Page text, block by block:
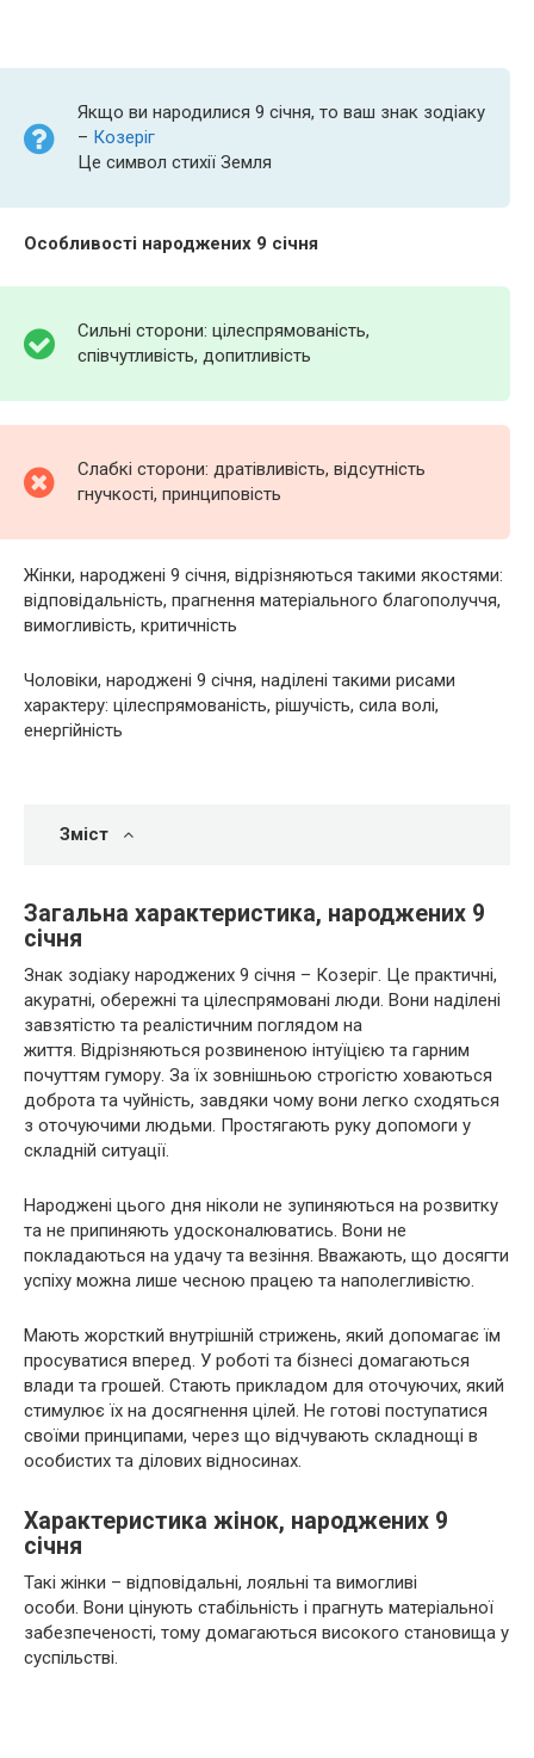
Якщо ви народилися 9 січня, то ваш знак зодіаку
– Козеріг
Це символ стихії Земля
Особливості народжених 9 січня
Сильні сторони: цілеспрямованість,
співчутливість, допитливість
Слабкі сторони: дратівливість, відсутність
гнучкості, принциповість
Жінки, народжені 9 січня, відрізняються такими якостями:
відповідальність, прагнення матеріального благополуччя,
вимогливість, критичність
Чоловіки, народжені 9 січня, наділені такими рисами
характеру: цілеспрямованість, рішучість, сила волі,
енергійність
Зміст
Загальна характеристика, народжених 9
січня
Знак зодіаку народжених 9 січня – Козеріг. Це практичні,
акуратні, обережні та цілеспрямовані люди. Вони наділені
завзятістю та реалістичним поглядом на
життя. Відрізняються розвиненою інтуїцією та гарним
почуттям гумору. За їх зовнішньою строгістю ховаються
доброта та чуйність, завдяки чому вони легко сходяться
з оточуючими людьми. Простягають руку допомоги у
складній ситуації.
Народжені цього дня ніколи не зупиняються на розвитку
та не припиняють удосконалюватись. Вони не
покладаються на удачу та везіння. Вважають, що досягти
успіху можна лише чесною працею та наполегливістю.
Мають жорсткий внутрішній стрижень, який допомагає їм
просуватися вперед. У роботі та бізнесі домагаються
влади та грошей. Стають прикладом для оточуючих, який
стимулює їх на досягнення цілей. Не готові поступатися
своїми принципами, через що відчувають складнощі в
особистих та ділових відносинах.
Характеристика жінок, народжених 9
січня
Такі жінки – відповідальні, лояльні та вимогливі
особи. Вони цінують стабільність і прагнуть матеріальної
забезпеченості, тому домагаються високого становища у
суспільстві.